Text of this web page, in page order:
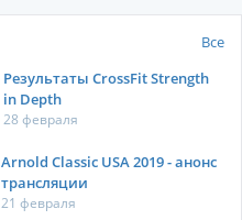
Все
Результаты CrossFit Strength
in Depth
28 февраля
Arnold Classic USA 2019 - анонс
трансляции
21 февраля